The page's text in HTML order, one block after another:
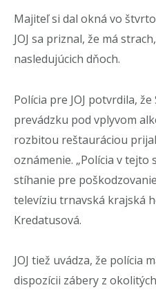
Majiteľ si dal okná vo
JOJ sa priznal, že má
nasledujúcich dňoch.
Polícia pre JOJ potvrdila,
prevádzku pod vplyvom
rozbitou reštauráciou
oznámenie. „Polícia v
stíhanie pre
televíziu trnavská krajská
Kredatusová.
JOJ tiež uvádza, že polícia
dispozícii zábery z